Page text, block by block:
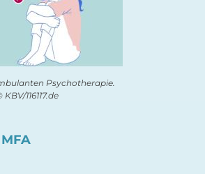
Psychotherapie.
116117.de